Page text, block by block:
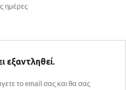
ημέρες
εξαντληθεί.
το email σας και θα σας